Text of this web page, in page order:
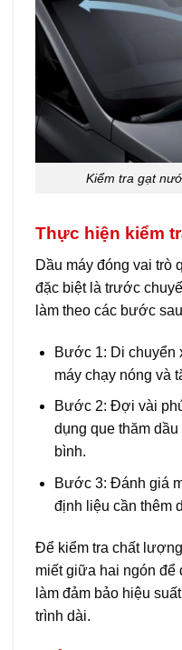
Kiểm tra gạt
Thực hiện kiểm
Dầu máy đóng vai trò
đặc biệt là trước
làm theo các bước
Bước 1: Di chuyển
máy chạy nóng và
Bước 2: Đợi vài
dụng que thăm
bình.
Bước 3: Đánh giá
định liệu cần thêm
Để kiểm tra chất
miết giữa hai ngón
làm đảm bảo hiệu
trình dài.